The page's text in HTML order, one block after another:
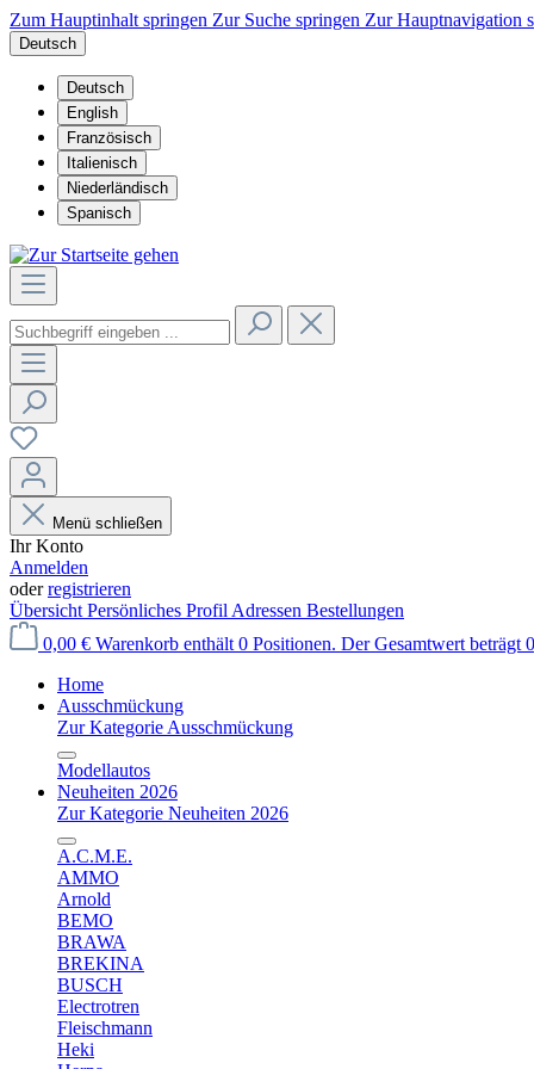
Zum Hauptinhalt springen Zur Suche springen Zur Hauptnavigation
Deutsch
Deutsch
English
Französisch
Italienisch
Niederländisch
Spanisch
Menü schließen
Ihr Konto
Anmelden
oderregistrieren
Übersicht Persönliches Profil Adressen Bestellungen
0,00 € Warenkorb enthält 0 Positionen. Der Gesamtwert beträgt
Home
Ausschmückung
Zur Kategorie Ausschmückung
Modellautos
Neuheiten 2026
Zur Kategorie Neuheiten 2026
A.C.M.E.
AMMO
Arnold
BEMO
BRAWA
BREKINA
BUSCH
Electrotren
Fleischmann
Heki